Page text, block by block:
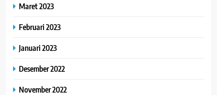
Maret 2023
Februari 2023
Januari 2023
Desember 2022
November 2022